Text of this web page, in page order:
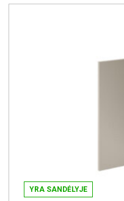
YRA SANDĖLYJE